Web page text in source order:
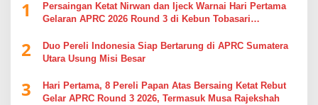
1
Persaingan Ketat Nirwan dan Ijeck Warnai Hari Pertama
Gelaran APRC 2026 Round 3 di Kebun Tobasari
2
Duo Pereli Indonesia Siap Bertarung di APRC Sumatera
Utara Usung Misi Besar
3
Hari Pertama, 8 Pereli Papan Atas Bersaing Ketat Rebut
Gelar APRC Round 3 2026, Termasuk Musa Rajekshah